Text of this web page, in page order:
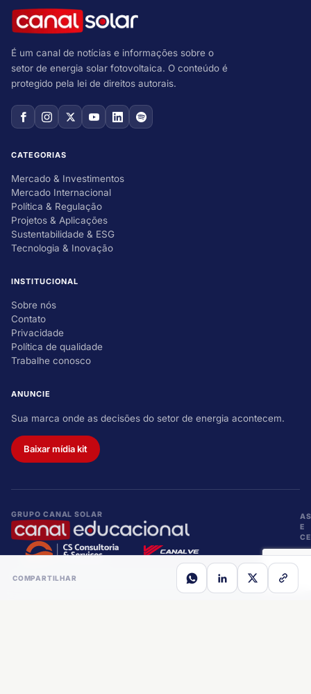
COMPARTILHAR
É um canal de notícias e informações sobre o
setor de energia solar fotovoltaica. O conteúdo é
protegido pela lei de direitos autorais.
CATEGORIAS
Mercado & Investimentos
Mercado Internacional
Política & Regulação
Projetos & Aplicações
Sustentabilidade & ESG
Tecnologia & Inovação
INSTITUCIONAL
Sobre nós
Contato
Privacidade
Política de qualidade
Trabalhe conosco
ANUNCIE
Sua marca onde as decisões do setor de energia acontecem.
Baixar mídia kit
GRUPO CANAL SOLAR
E